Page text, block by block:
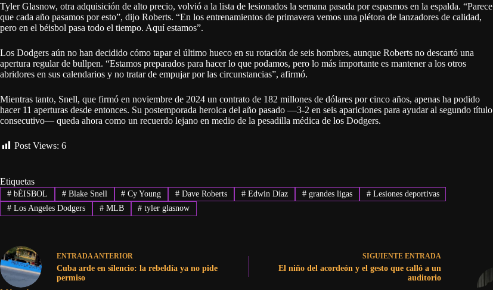
Tyler Glasnow, otra adquisición de alto precio, volvió a la lista de lesionados la semana pasada por espasmos en la espalda. “Parece
que cada año pasamos por esto”, dijo Roberts. “En los entrenamientos de primavera vemos una plétora de lanzadores de calidad,
pero en el béisbol pasa todo el tiempo. Aquí estamos”.
Los Dodgers aún no han decidido cómo tapar el último hueco en su rotación de seis hombres, aunque Roberts no descartó una
apertura regular de bullpen. “Estamos preparados para hacer lo que podamos, pero lo más importante es mantener a los otros
abridores en sus calendarios y no tratar de empujar por las circunstancias”, afirmó.
Mientras tanto, Snell, que firmó en noviembre de 2024 un contrato de 182 millones de dólares por cinco años, apenas ha podido
hacer 11 aperturas desde entonces. Su postemporada heroica del año pasado —3-2 en seis apariciones para ayudar al segundo título
consecutivo— queda ahora como un recuerdo lejano en medio de la pesadilla médica de los Dodgers.
Post Views: 6
Etiquetas
#bÉISBOL #Blake Snell # Cy Young # Dave Roberts # Edwin Díaz #grandes ligas #Lesiones deportivas
#Los Angeles Dodgers #MLB # tyler glasnow
ENTRADAANTERIOR
Cuba arde en silencio: la rebeldía ya no pide
permiso
SIGUIENTE ENTRADA
El niño del acordeón y el gesto que calló a un
auditorio